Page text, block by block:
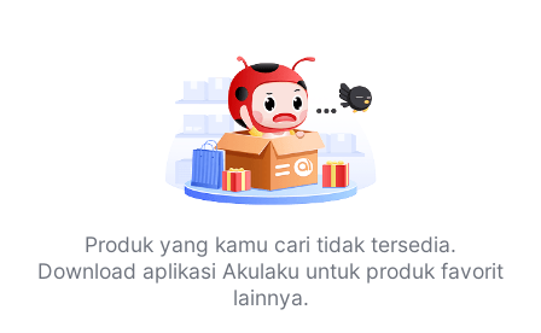
Produk yang kamu cari tidak tersedia.
Download aplikasi Akulaku untuk produk favorit
lainnya.